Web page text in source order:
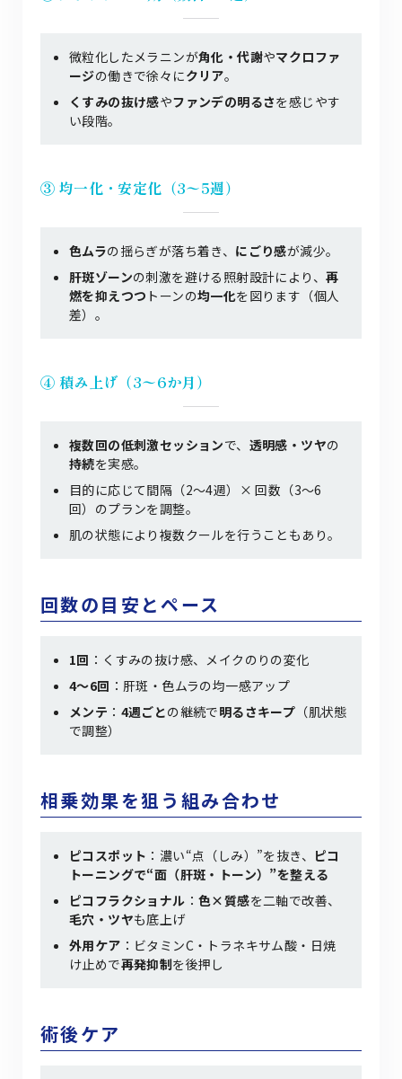
微粒化したメラニンが角化・代謝やマクロファ
ージの働きで徐々にクリア。
くすみの抜け感やファンデの明るさを感じやす
い段階。
③ 均一化・安定化（3〜5週）
色ムラの揺らぎが落ち着き、 にごり感が減少。
肝斑ゾーンの刺激を避ける照射設計により、 再
燃を抑えつつ トーンの均一化を図ります（個人
差）。
④ 積み上げ（3〜6か月）
複数回の低刺激セッションで、 透明感・ツヤの
持続を実感。
目的に応じて間隔（2〜4週）× 回数（3〜6
回）のプランを調整。
肌の状態により複数クールを行うこともあり。
回数の目安とペース
1回 ：くすみの抜け感、メイクのりの変化
4〜6回 ：肝斑・色ムラの均一感アップ
メンテ ： 4週ごとの継続で明るさキープ （肌状態
で調整）
相乗効果を狙う組み合わせ
ピコスポット ：濃い“点（しみ）”を抜き、 ピコ
トーニングで“面（肝斑・トーン）”を整える
ピコフラクショナル ：色×質感を二軸で改善、
毛穴・ツヤも底上げ
外用ケア ：ビタミンC・トラネキサム酸・日焼
け止めで再発抑制を後押し
術後ケア